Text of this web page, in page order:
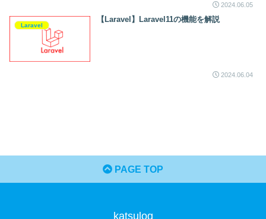
2024.06.05
Laravel
【Laravel】Laravel11の機能を解説
2024.06.04
PAGE TOP
katsulog